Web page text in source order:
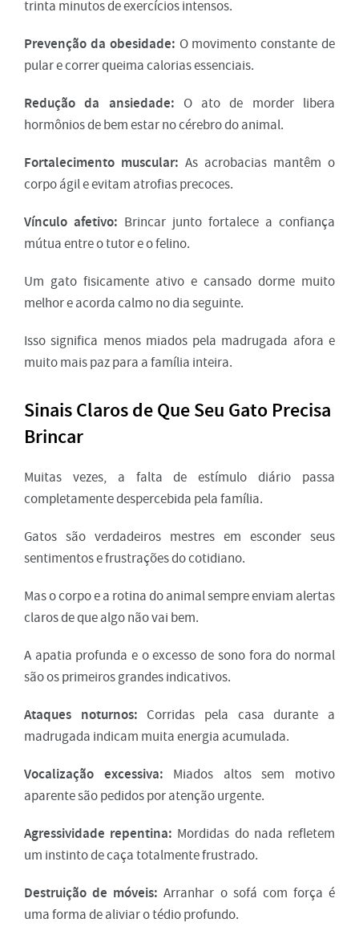
trinta minutos de exercícios intensos.
Prevenção da obesidade: O movimento constante de
pular e correr queima calorias essenciais.
Redução da ansiedade: O ato de morder libera
hormônios de bem estar no cérebro do animal.
Fortalecimento muscular: As acrobacias mantêm o
corpo ágil e evitam atrofias precoces.
Vínculo afetivo: Brincar junto fortalece a confiança
mútua entre o tutor e o felino.
Um gato fisicamente ativo e cansado dorme muito
melhor e acorda calmo no dia seguinte.
Isso significa menos miados pela madrugada afora e
muito mais paz para a família inteira.
Sinais Claros de Que Seu Gato Precisa
Brincar
Muitas vezes, a falta de estímulo diário passa
completamente despercebida pela família.
Gatos são verdadeiros mestres em esconder seus
sentimentos e frustrações do cotidiano.
Mas o corpo e a rotina do animal sempre enviam alertas
claros de que algo não vai bem.
A apatia profunda e o excesso de sono fora do normal
são os primeiros grandes indicativos.
Ataques noturnos: Corridas pela casa durante a
madrugada indicam muita energia acumulada.
Vocalização excessiva: Miados altos sem motivo
aparente são pedidos por atenção urgente.
Agressividade repentina: Mordidas do nada refletem
um instinto de caça totalmente frustrado.
Destruição de móveis: Arranhar o sofá com força é
uma forma de aliviar o tédio profundo.